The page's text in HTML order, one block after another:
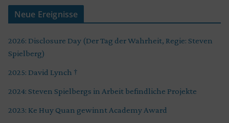
Neue Ereignisse
2026: Disclosure Day (Der Tag der Wahrheit, Regie: Steven
Spielberg)
2025: David Lynch †
2024: Steven Spielbergs in Arbeit befindliche Projekte
2023: Ke Huy Quan gewinnt Academy Award